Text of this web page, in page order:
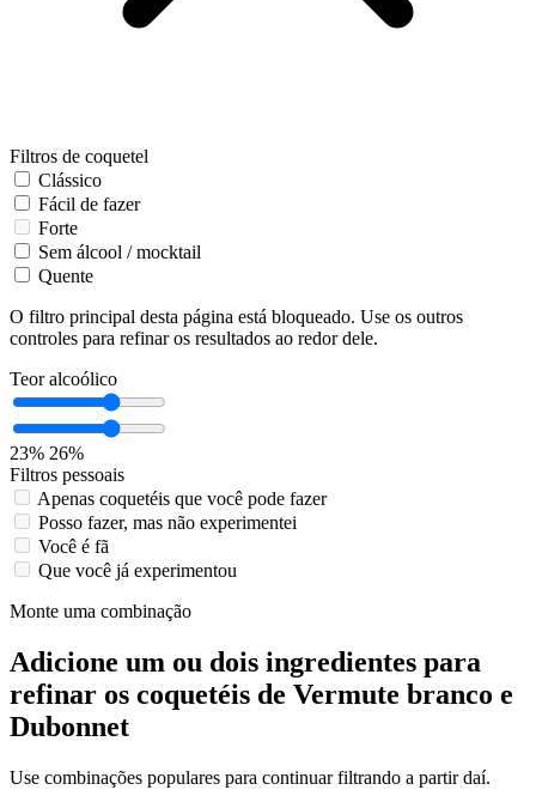
Filtros de coquetel
Clássico
Fácil de fazer
Forte
Sem álcool / mocktail
Quente
O filtro principal desta página está bloqueado. Use os outros
controles para refinar os resultados ao redor dele.
Teor alcoólico
23% 26%
Filtros pessoais
Apenas coquetéis que você pode fazer
Posso fazer, mas não experimentei
Você é fã
Que você já experimentou
Monte uma combinação
Adicione um ou dois ingredientes para
refinar os coquetéis de Vermute branco e
Dubonnet
Use combinações populares para continuar filtrando a partir daí.